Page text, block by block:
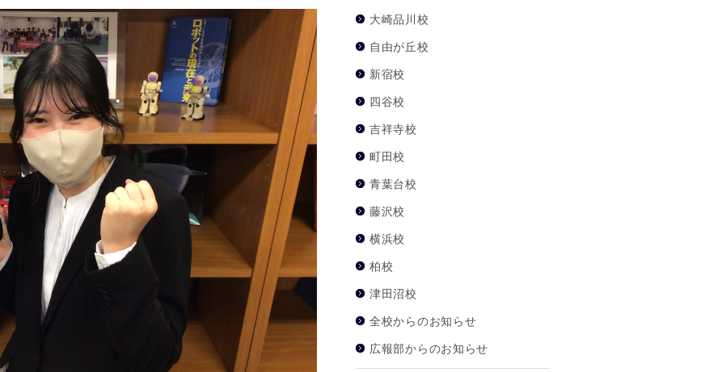
大崎品川校
自由が丘校
新宿校
四谷校
吉祥寺校
町田校
青葉台校
藤沢校
横浜校
柏校
津田沼校
全校からのお知らせ
広報部からのお知らせ